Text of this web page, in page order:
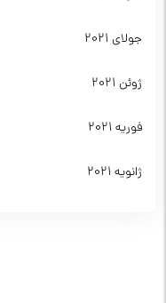
جولای 2021
ژوئن 2021
فوریه 2021
ژانویه 2021